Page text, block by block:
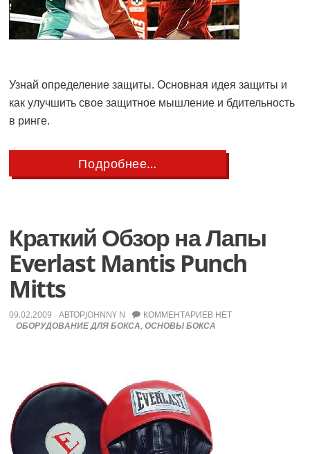
Узнай определение защиты. Основная идея защиты и
как улучшить свое защитное мышление и бдительность
в ринге.
Подробнее…
Определение
Краткий Обзор на Лапы
Everlast Mantis Punch
Mitts
09.02.2009 АВТОРJOHNNY N
ОБОРУДОВАНИЕ ДЛЯ БОКСА,ОСНОВЫ БОКСА
КОММЕНТАРИЕВ НЕТ